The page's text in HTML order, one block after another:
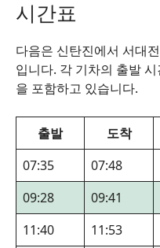
시간표
다음은 신탄진에서 서대
입니다. 각 기차의 출발
을 포함하고 있습니다.
출발 도착
07:35
07:48
09:28
09:41
11:40
11:53